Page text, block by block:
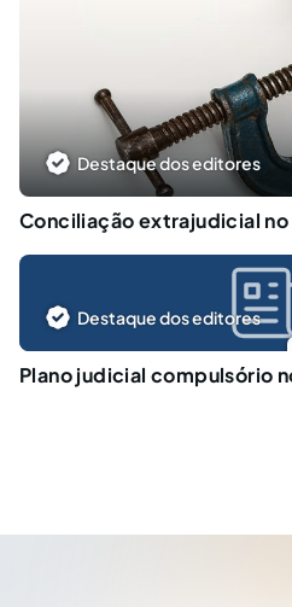
Destaque dos editores
Conciliação extrajudicial
Destaque dos editores
Plano judicial compulsório